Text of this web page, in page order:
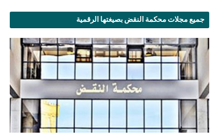
جميع مجلات محكمة النقض بصيغتها الرقمية